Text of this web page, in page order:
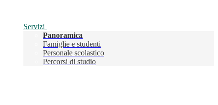
Servizi
Panoramica
Famiglie e studenti
Personale scolastico
Percorsi di studio